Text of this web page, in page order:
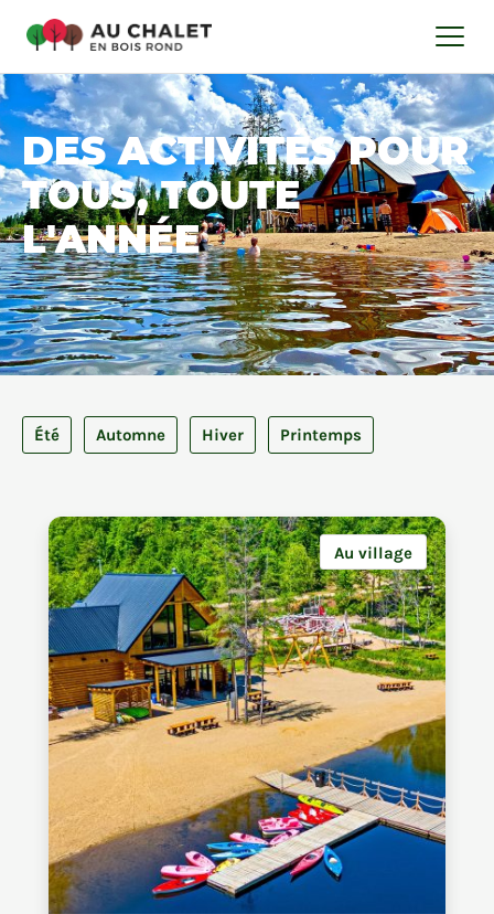
DES ACTIVITÉS POUR
TOUS,TOUTE
L'ANNÉE
Été Automne Hiver Printemps
Au village